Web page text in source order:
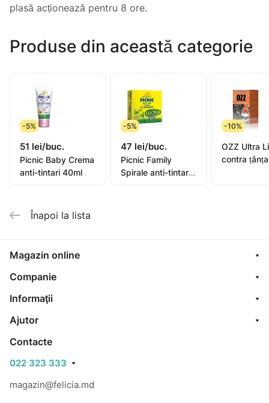
plasă acționează pentru 8 ore.
Produse din această categorie
-5%
51 lei/buc.
Picnic Baby Crema
anti-tintari 40ml
-5%
47 lei/buc.
Picnic Family
Spirale anti-tintari
-10%
OZZ Ultra Lichid
contra
Înapoi la lista
Magazin online
Companie
Informaţii
Ajutor
Contacte
022 323 333
magazin@felicia.md